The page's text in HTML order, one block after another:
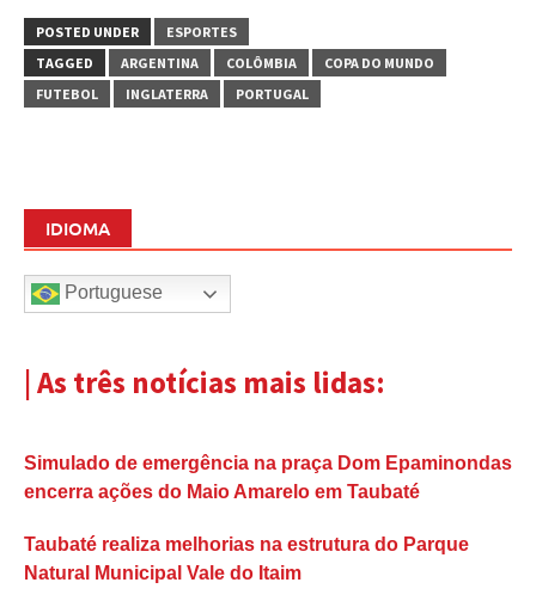
POSTED UNDER
ESPORTES
TAGGED
ARGENTINA COLÔMBIA
COPA DO MUNDO
FUTEBOL
INGLATERRA PORTUGAL
IDIOMA
Portuguese
| As três notícias mais lidas:
Simulado de emergência na praça Dom Epaminondas
encerra ações do Maio Amarelo em Taubaté
Taubaté realiza melhorias na estrutura do Parque
Natural Municipal Vale do Itaim